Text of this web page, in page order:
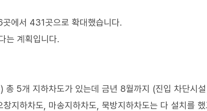
에서 431곳으로 확대했습니다.
는 계획입니다.
총 5개 지하차도가 있는데 금년 8월까지 (진입 차단시
지하차도, 마송지하차도, 묵방지하차도는 다 설치를